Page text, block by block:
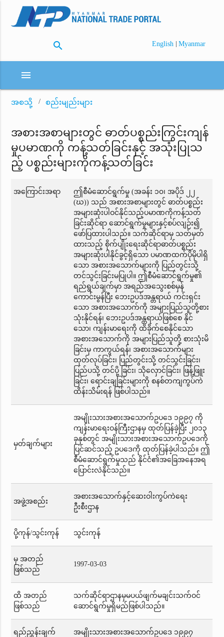
search English | Myanmar
menu
အစသို့ စည်းမျည်းများ
အစားအစာများတွင် ဓာတ်ပစ္စည်းကြွင်းကျန်
မှုပမာဏကို ကန့်သတ်ခြင်းနှင့် အသုံးပြုသ
ည့် ပစ္စည်းများကိုကန့်သတ်ခြင်း
အကြောင်းအရာ
ဤစီမံဆောင်ရွက်မှု (အခန်း ၁၀၊ အပိုဒ် ၂၂
(ဃ)) သည် အစားအစာများတွင် ဓာတ်ပစ္စည်း
အများဆုံးပါဝင်နိုင်သည့်ပမာဏကိုကန့်သတ်
ခြင်းဆိုင်ရာ ဆောင်ရွက်မှုများနှင့်စပ်လျဉ်း၍
ဖော်ပြထားပါသည်။ သက်ဆိုင်ရာမှ သတ်မှတ်
ထားသည့် စိုက်ပျိုးရေးဆိုင်ရာဓာတ်ပစ္စည်း
အများဆုံးပါနိုင်ခွင့်ရှိသော ပမာဏထက်ပိုမိုပါရှိ
သော အစားအသောက်များကို ပြည်တွင်းသို့
တင်သွင်းခြင်းမပြုပါ။ ဤစီမံဆောင်ရွက်မှု၏
ရည်ရွယ်ချက်မှာ အရည်အသွေးစစ်မှန်
ကောင်းမွန်ပြီး ဘေးဥပဒ်အန္တရာယ် ကင်းရှင်း
သော အစားအသောက်ကို အများပြည်သူတို့စား
သုံးနိုင်ရန်၊ ဘေးဥပဒ်အန္တရာယ်ဖြစ်စေ နိုင်
သော၊ ကျန်းမာရေးကို ထိခိုက်စေနိုင်သော
အစားအသောက်ကို အများပြည်သူတို့ စားသုံးမိ
ခြင်းမှ ကာကွယ်ရန်၊ အစားအသောက်များ
ထုတ်လုပ်ခြင်း၊ ပြည်တွင်းသို့ တင်သွင်းခြင်း၊
ပြည်ပသို့ တင်ပို့ ခြင်း၊ သိုလှောင်ခြင်း၊ ဖြန့်ဖြူး
ခြင်း၊ ရောင်းချခြင်းများကို စနစ်တကျကွပ်ကဲ
ထိန်းသိမ်းရန် ဖြစ်ပါသည်။
မှတ်ချက်များ
အမျိုးသားအစားအသောက်ဥပဒေ ၁၉၉၇ ကို
ကျန်းမာရေးဝန်ကြီးဌာနမှ ထုတ်ပြန်ခဲ့ပြီး ၂၀၁၃
ခုနှစ်တွင် အမျိုးသားအစားအသောက်ဥပဒေကို
ပြင်ဆင်သည့် ဥပဒေကို ထုတ်ပြန်ခဲ့ပါသည်။ ဤ
စီမံဆောင်ရွက်မှုသည် နိုင်ငံ၏အခြေအနေအရ
ပြောင်းလဲနိုင်သည်။
အဖွဲ့အစည်း
အစားအသောက်နှင့်ဆေးဝါးကွပ်ကဲရေး
ဦးစီးဌာန
ပို့ကုန်/သွင်းကုန် သွင်းကုန်
မှ အတည်
ဖြစ်သည်
1997-03-03
ထိ အတည်
ဖြစ်သည်
သက်ဆိုင်ရာဌာနမှမပယ်ဖျက်မချင်းသက်ဝင်
ဆောင်ရွက်မှုရှိမည်ဖြစ်ပါသည်။
ရည်ညွှန်းချက် အမျိုးသားအစားအသောက်ဥပဒေ ၁၉၉၇